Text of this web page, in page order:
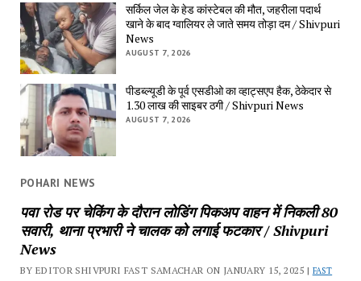
सर्किल जेल के हेड कांस्टेबल की मौत, जहरीला पदार्थ
खाने के बाद ग्वालियर ले जाते समय तोड़ा दम / Shivpuri
News
AUGUST 7, 2026
पीडब्ल्यूडी के पूर्व एसडीओ का व्हाट्सएप हैक, ठेकेदार से
1.30 लाख की साइबर ठगी / Shivpuri News
AUGUST 7, 2026
POHARI NEWS
पवा रोड पर चेकिंग के दौरान लोडिंग पिकअप वाहन में निकली 80
सवारी, थाना प्रभारी ने चालक को लगाई फटकार / Shivpuri
News
BY EDITOR SHIVPURI FAST SAMACHAR ON JANUARY 15, 2025 | FAST